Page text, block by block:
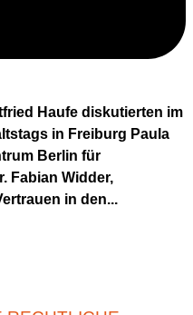
Haufe diskutierten im
in Freiburg Paula
Berlin für
Fabian Widder,
in den...